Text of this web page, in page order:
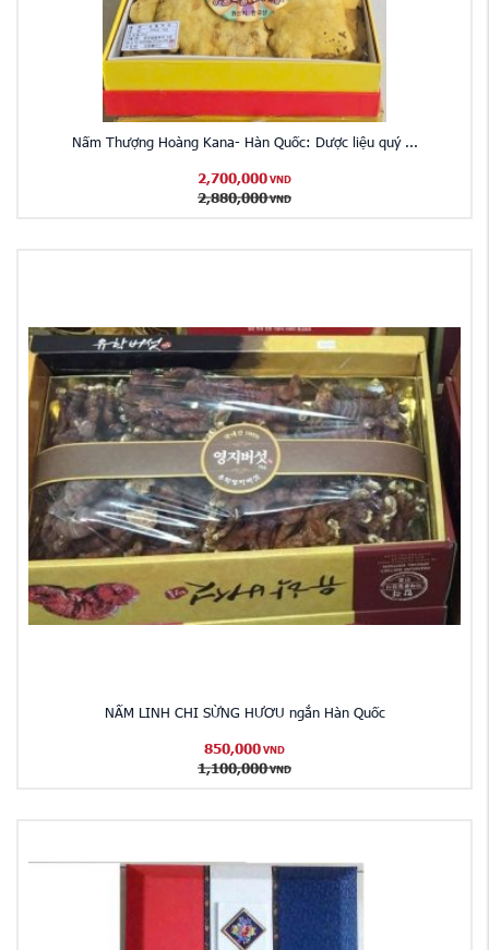
Nấm Thượng Hoàng Kana- Hàn Quốc: Dược liệu quý ...
2,700,000 VND
2,880,000 VND
NẤM LINH CHI SỪNG HƯƠU ngắn Hàn Quốc
850,000 VND
1,100,000 VND